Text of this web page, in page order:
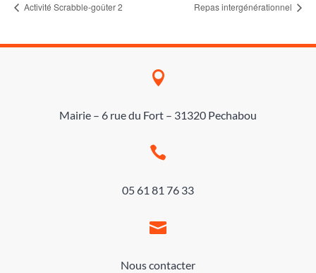
Activité Scrabble-goûter 2 Repas intergénérationnel

Mairie – 6 rue du Fort – 31320 Pechabou

05 61 81 76 33

Nous contacter